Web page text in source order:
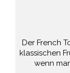
Der French
klassischen
wenn